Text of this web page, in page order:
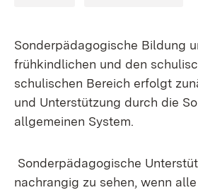
Sonderpädagogische Bildung
frühkindlichen und den
schulischen Bereich erfolgt
und Unterstützung durch die
allgemeinen System.
Sonderpädagogische
nachrangig zu sehen, wenn